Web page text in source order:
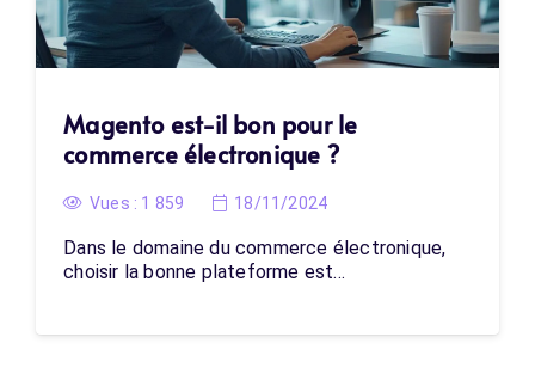
Magento est-il bon pour le
commerce électronique ?
Vues : 1 859 18/11/2024
Dans le domaine du commerce électronique,
choisir la bonne plateforme est…